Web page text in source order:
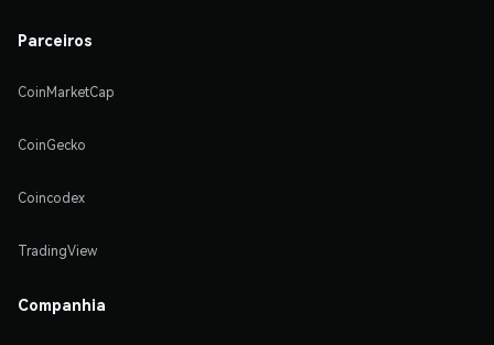
Parceiros
CoinMarketCap
CoinGecko
Coincodex
TradingView
Companhia